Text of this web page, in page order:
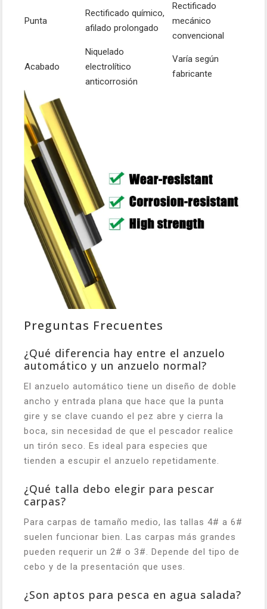
Punta
Rectificado químico,
afilado prolongado
Rectificado
mecánico
convencional
Acabado
Niquelado
electrolítico
anticorrosión
Varía según
fabricante
Preguntas Frecuentes
¿Qué diferencia hay entre el anzuelo
automático y un anzuelo normal?
El anzuelo automático tiene un diseño de doble
ancho y entrada plana que hace que la punta
gire y se clave cuando el pez abre y cierra la
boca, sin necesidad de que el pescador realice
un tirón seco. Es ideal para especies que
tienden a escupir el anzuelo repetidamente.
¿Qué talla debo elegir para pescar
carpas?
Para carpas de tamaño medio, las tallas 4# a 6#
suelen funcionar bien. Las carpas más grandes
pueden requerir un 2# o 3#. Depende del tipo de
cebo y de la presentación que uses.
¿Son aptos para pesca en agua salada?